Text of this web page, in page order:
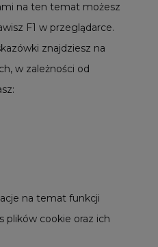
na ten temat możesz
F1 w przeglądarce.
znajdziesz na
w zależności od
na temat funkcji
plików cookie oraz ich